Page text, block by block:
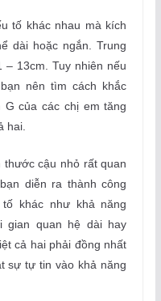
tố khác nhau mà kích
dài hoặc ngắn. Trung
– 13cm. Tuy nhiên nếu
nên tìm cách khắc
G của các chị em tăng
hai.
cậu nhỏ rất quan
diễn ra thành công
khác như khả năng
gian quan hệ dài hay
cả hai phải đồng nhất
sự tự tin vào khả năng